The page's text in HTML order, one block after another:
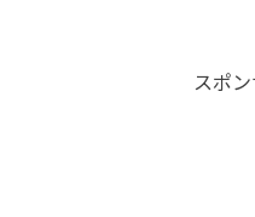
スポ